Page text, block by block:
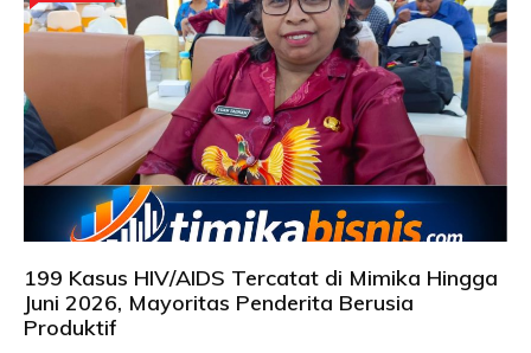
199 Kasus HIV/AIDS Tercatat di Mimika Hingga
Juni 2026, Mayoritas Penderita Berusia
Produktif